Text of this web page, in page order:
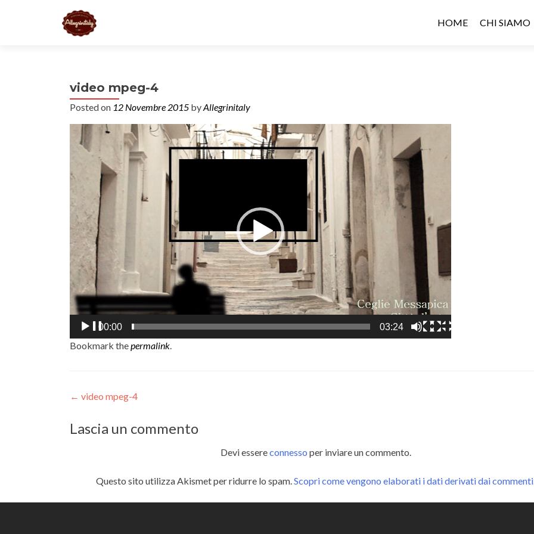
HOME CHI SIAMO
video mpeg-4
Posted on 12 Novembre 2015 byAllegrinitaly
Video
Player
00:00 03:24
Bookmark thepermalink.
Post
navigation
← video mpeg-4
Lascia un commento
Devi essereconnesso per inviare un commento.
Questo sito utilizza Akismet per ridurre lo spam.Scopri come vengono elaborati i dati derivati dai commenti